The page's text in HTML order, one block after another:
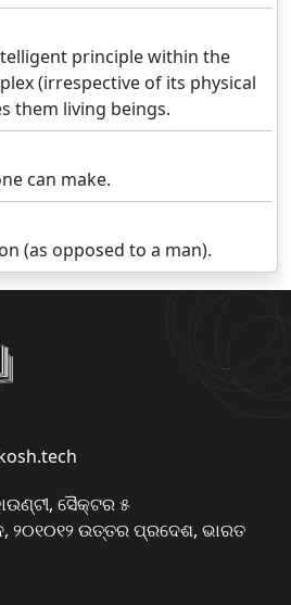
principle within the
(irrespective of its physical
them living beings.
can make.
(as opposed to a man).
ସୈକ୍ଟର ୫
୨୦୧୦୧୨ ଉତ୍ତର ପ୍ରଦେଶ, ଭାରତ